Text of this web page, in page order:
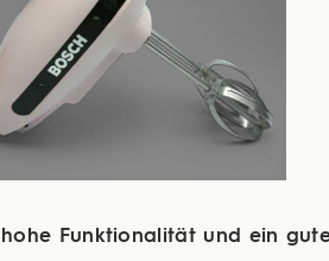
hohe Funktionalität und ein